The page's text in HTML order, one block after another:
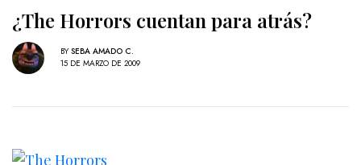
¿The Horrors cuentan para atrás?
BY SEBA AMADO C.
15 DE MARZO DE 2009